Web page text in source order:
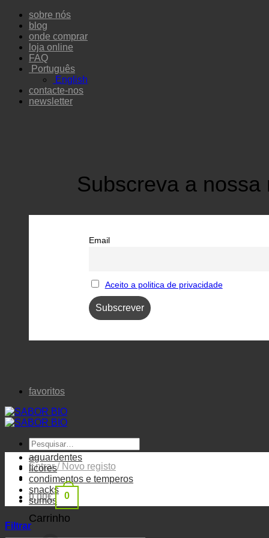
Saltar
para
conteúdo
sobre nós
blog
onde comprar
loja online
FAQ
Português
English
contacte-nos
newsletter
Subscreva a nossa
Email
Aceito a politica de privacidade
favoritos
Pesquisar
por:
Entrar / Novo registo
0,00€ 0
Carrinho
aguardentes
licores
condimentos e temperos
snacks
sumos
Filtrar